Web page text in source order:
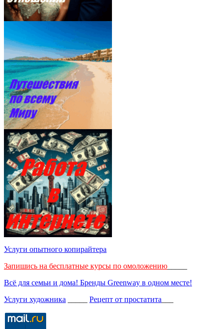
Услуги опытного копирайтера
Запишись на бесплатные курсы по омоложению
Всё для семьи и дома! Бренды Greenway в одном месте!
Услуги художника
Рецепт от простатита